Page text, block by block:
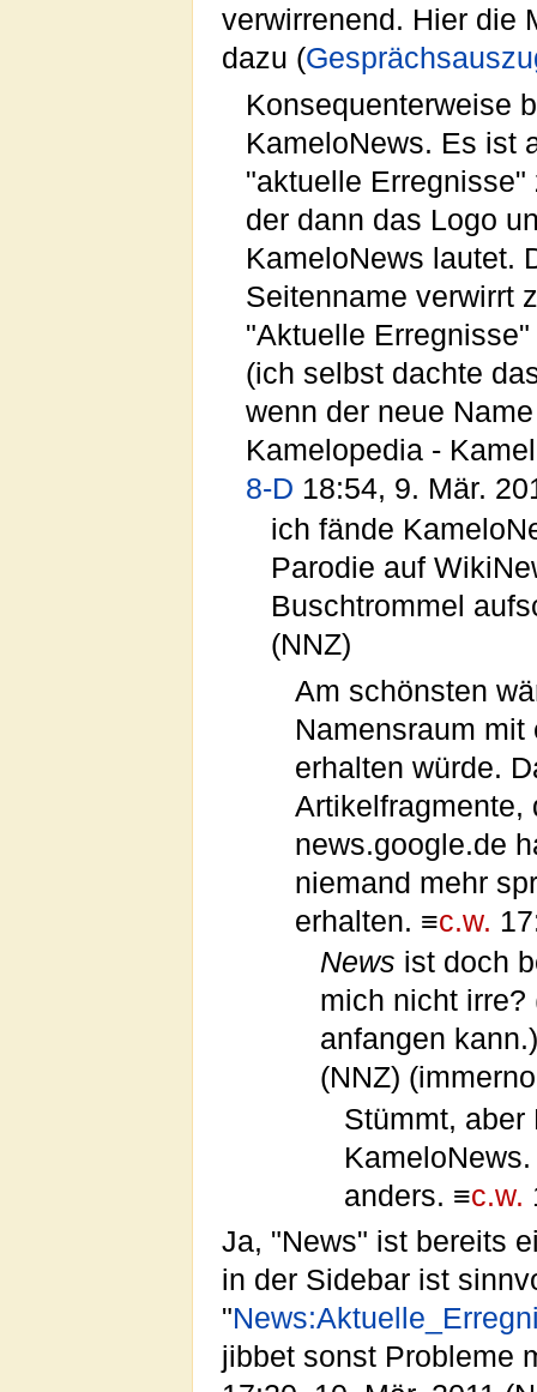
verwirrenend. Hier die
dazu (
Konsequenterweise
KameloNews. Es ist
"aktuelle
der dann das Logo
KameloNews lautet.
Seitenname verwirrt
"Aktuelle
(ich selbst dachte
wenn der neue
Kamelopedia -
8-D 18:54, 9. Mär.
ich fände
Parodie auf
Buschtrommel
(NNZ)
Am schönsten
Namensraum
erhalten würde.
Artikelfragmente,
news.google.de
niemand mehr
erhalten. ≡c.w.
News ist doch
mich nicht
anfangen
(NNZ)
Stümmt, aber
anders. ≡c.w.
Ja, "News" ist bereits
in der Sidebar ist
"
jibbet sonst Probleme